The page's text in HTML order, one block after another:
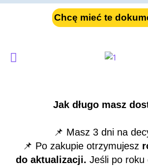
Chcę mieć te
Jak długo masz
📌 Masz 3 dni na
📌 Po zakupie otrzymujesz
do aktualizacji. Jeśli po roku